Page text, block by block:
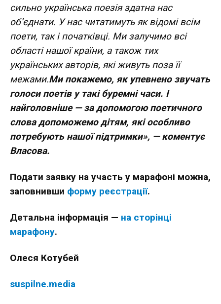
сильно українська поезія здатна нас
об’єднати. У нас читатимуть як відомі всім
поети, так і початківці. Ми залучимо всі
області нашої країни, а також тих
українських авторів, які живуть поза її
межами.Ми покажемо, як упевнено звучать
голоси поетів у такі буремні часи. І
найголовніше — за допомогою поетичного
слова допоможемо дітям, які особливо
потребують нашої підтримки», — коментує
Власова.
Подати заявку на участь у марафоні можна,
заповнивши форму реєстрації.
Детальна інформація — на сторінці
марафону.
Олеся Котубей
suspilne.media